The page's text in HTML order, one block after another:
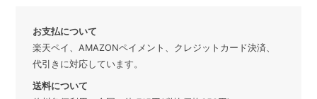
お支払について
楽天ペイ、AMAZONペイメント、クレジットカード決済、
代引きに対応しています。
送料について